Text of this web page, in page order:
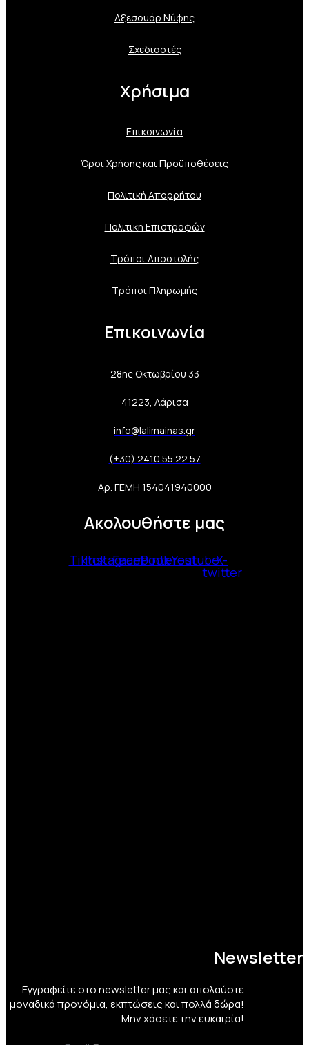
Αξεσουάρ Νύφης
Σχεδιαστές
Χρήσιμα
Επικοινωνία
Όροι Χρήσης και Προϋποθέσεις
Πολιτική Aπορρήτου
Πολιτική Επιστροφών
Τρόποι Αποστολής
Τρόποι Πληρωμής
Επικοινωνία
28ης Οκτωβρίου 33
41223, Λάρισα
info@lalimainas.gr
(+30) 2410 55 22 57
Αρ. ΓΕΜΗ 154041940000
Ακολουθήστε μας
Tiktok
Instagram
Facebook
PinterestYoutubeX-
twitter
Newsletter
Εγγραφείτε στο newsletter μας και απολαύστε
μοναδικά προνόμια, εκπτώσεις και πολλά δώρα!
Μην χάσετε την ευκαιρία!